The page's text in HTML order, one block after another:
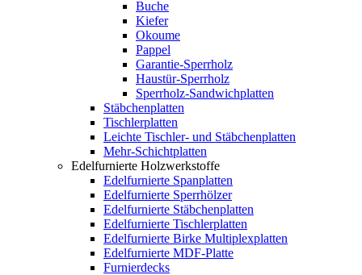
Buche
Kiefer
Okoume
Pappel
Garantie-Sperrholz
Haustür-Sperrholz
Sperrholz-Sandwichplatten
Stäbchenplatten
Tischlerplatten
Leichte Tischler- und Stäbchenplatten
Mehr-Schichtplatten
Edelfurnierte Holzwerkstoffe
Edelfurnierte Spanplatten
Edelfurnierte Sperrhölzer
Edelfurnierte Stäbchenplatten
Edelfurnierte Tischlerplatten
Edelfurnierte Birke Multiplexplatten
Edelfurnierte MDF-Platte
Furnierdecks